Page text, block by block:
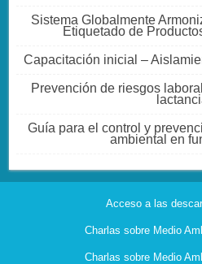
Sistema Globalmente
Etiquetado de
Capacitación inicial –
Prevención de riesgos
Guía para el control y
ambiental en
Acceso a las
Charlas sobre Medio
Charlas sobre Medio